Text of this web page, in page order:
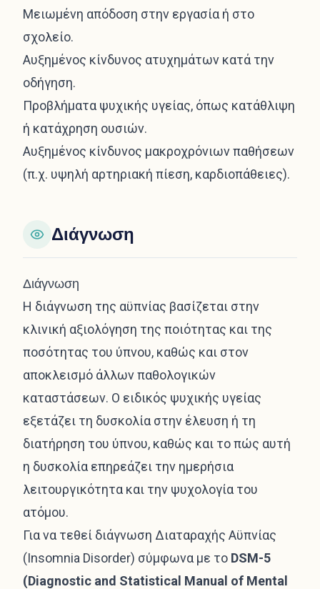
Μειωμένη απόδοση στην εργασία ή στο
σχολείο.
Αυξημένος κίνδυνος ατυχημάτων κατά την
οδήγηση.
Προβλήματα ψυχικής υγείας, όπως κατάθλιψη
ή κατάχρηση ουσιών.
Αυξημένος κίνδυνος μακροχρόνιων παθήσεων
(π.χ. υψηλή αρτηριακή πίεση, καρδιοπάθειες).
Διάγνωση
Διάγνωση
Η διάγνωση της αϋπνίας βασίζεται στην
κλινική αξιολόγηση της ποιότητας και της
ποσότητας του ύπνου, καθώς και στον
αποκλεισμό άλλων παθολογικών
καταστάσεων. Ο ειδικός ψυχικής υγείας
εξετάζει τη δυσκολία στην έλευση ή τη
διατήρηση του ύπνου, καθώς και το πώς αυτή
η δυσκολία επηρεάζει την ημερήσια
λειτουργικότητα και την ψυχολογία του
ατόμου.
Για να τεθεί διάγνωση Διαταραχής Αϋπνίας
(Insomnia Disorder) σύμφωνα με το DSM-5
(Diagnostic and Statistical Manual of Mental